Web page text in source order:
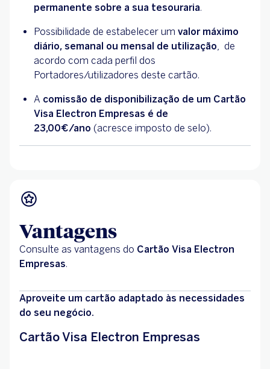
permanente sobre a sua tesouraria.
Possibilidade de estabelecer um valor máximo
diário, semanal ou mensal de utilização, de
acordo com cada perfil dos
Portadores/utilizadores deste cartão.
A comissão de disponibilização de um Cartão
Visa Electron Empresas é de
23,00€/ano (acresce imposto de selo).
Vantagens
Consulte as vantagens do Cartão Visa Electron
Empresas.
Aproveite um cartão adaptado às necessidades
do seu negócio.
Cartão Visa Electron Empresas